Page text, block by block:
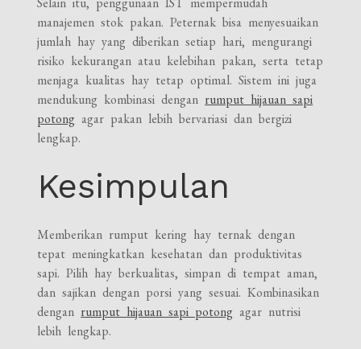
manajemen stok pakan. Peternak bisa menyesuaikan
jumlah hay yang diberikan setiap hari, mengurangi
risiko kekurangan atau kelebihan pakan, serta tetap
menjaga kualitas hay tetap optimal. Sistem ini juga
mendukung kombinasi dengan rumput hijauan sapi
potong agar pakan lebih bervariasi dan bergizi
lengkap.
Kesimpulan
Memberikan rumput kering hay ternak dengan
tepat meningkatkan kesehatan dan produktivitas
sapi. Pilih hay berkualitas, simpan di tempat aman,
dan sajikan dengan porsi yang sesuai. Kombinasikan
dengan rumput hijauan sapi potong agar nutrisi
lebih lengkap.